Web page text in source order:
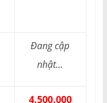
Đang cập
nhật...
4.500.000